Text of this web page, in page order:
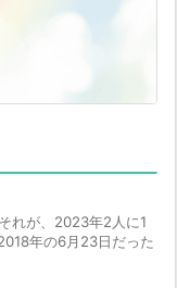
れが、2023年2人に1
年の6月23日だった